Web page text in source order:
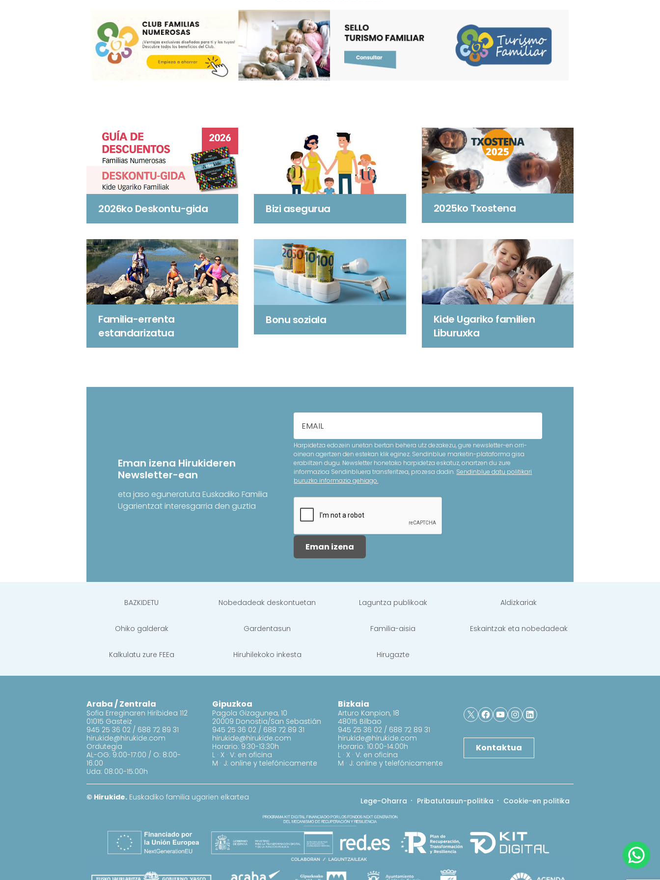
2026ko Deskontu-gida Bizi asegurua 2025ko Txostena
Familia-errenta
estandarizatua
Bonu soziala
Kide Ugariko familien
Liburuxka
Eman izena Hirukideren
Newsletter-ean
eta jaso eguneratuta Euskadiko Familia
Ugarientzat interesgarria den guztia
Harpidetza edozein unetan bertan behera utz dezakezu, gure newsletter-en orri-
oinean agertzen den estekan klik eginez. Sendinblue marketin-plataforma gisa
erabiltzen dugu. Newsletter honetako harpidetza eskatuz, onartzen du zure
informazioa Sendinbluera transferitzea, prozesa dadin. Sendinblue datu politikari
buruzko informazio gehiago.
Eman izena
BAZKIDETU Nobedadeak deskontuetan Laguntza publikoak Aldizkariak
Ohiko galderak Gardentasun Familia-aisia Eskaintzak eta nobedadeak
Kalkulatu zure FEEa Hiruhilekoko inkesta Hirugazte
Araba / Zentrala
Sofia Erreginaren Hiribidea 112
01015 Gasteiz
945 25 36 02 / 688 72 89 31
hirukide@hirukide.com
Ordutegia
AL-OG: 9:00-17:00 / O: 8:00-
16:00
Uda: 08:00-15:00h
Gipuzkoa
Pagola Gizagunea, 10
20009 Donostia/San Sebastián
945 25 36 02 / 688 72 89 31
hirukide@hirukide.com
Horario: 9:30-13:30h
L · X · V: en oficina
M · J: online y telefónicamente
Bizkaia
Arturo Kanpion, 18
48015 Bilbao
945 25 36 02 / 688 72 89 31
hirukide@hirukide.com
Horario: 10:00-14:00h
L · X · V: en oficina
M · J: online y telefónicamente
X Facebook
YouTube
Instagram
LinkedIn
Kontaktua
© Hirukide. Euskadiko familia ugarien elkartea Lege-Oharra Pribatutasun-politika Cookie-en politika